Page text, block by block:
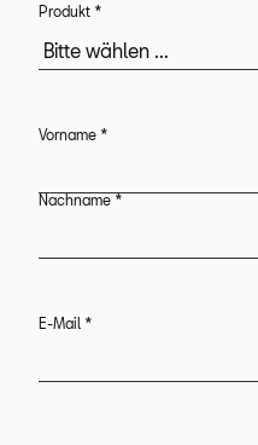
Betreff
Produkt *
Anrede
Vorname *
Nachname *
Kontaktdaten
E-Mail *